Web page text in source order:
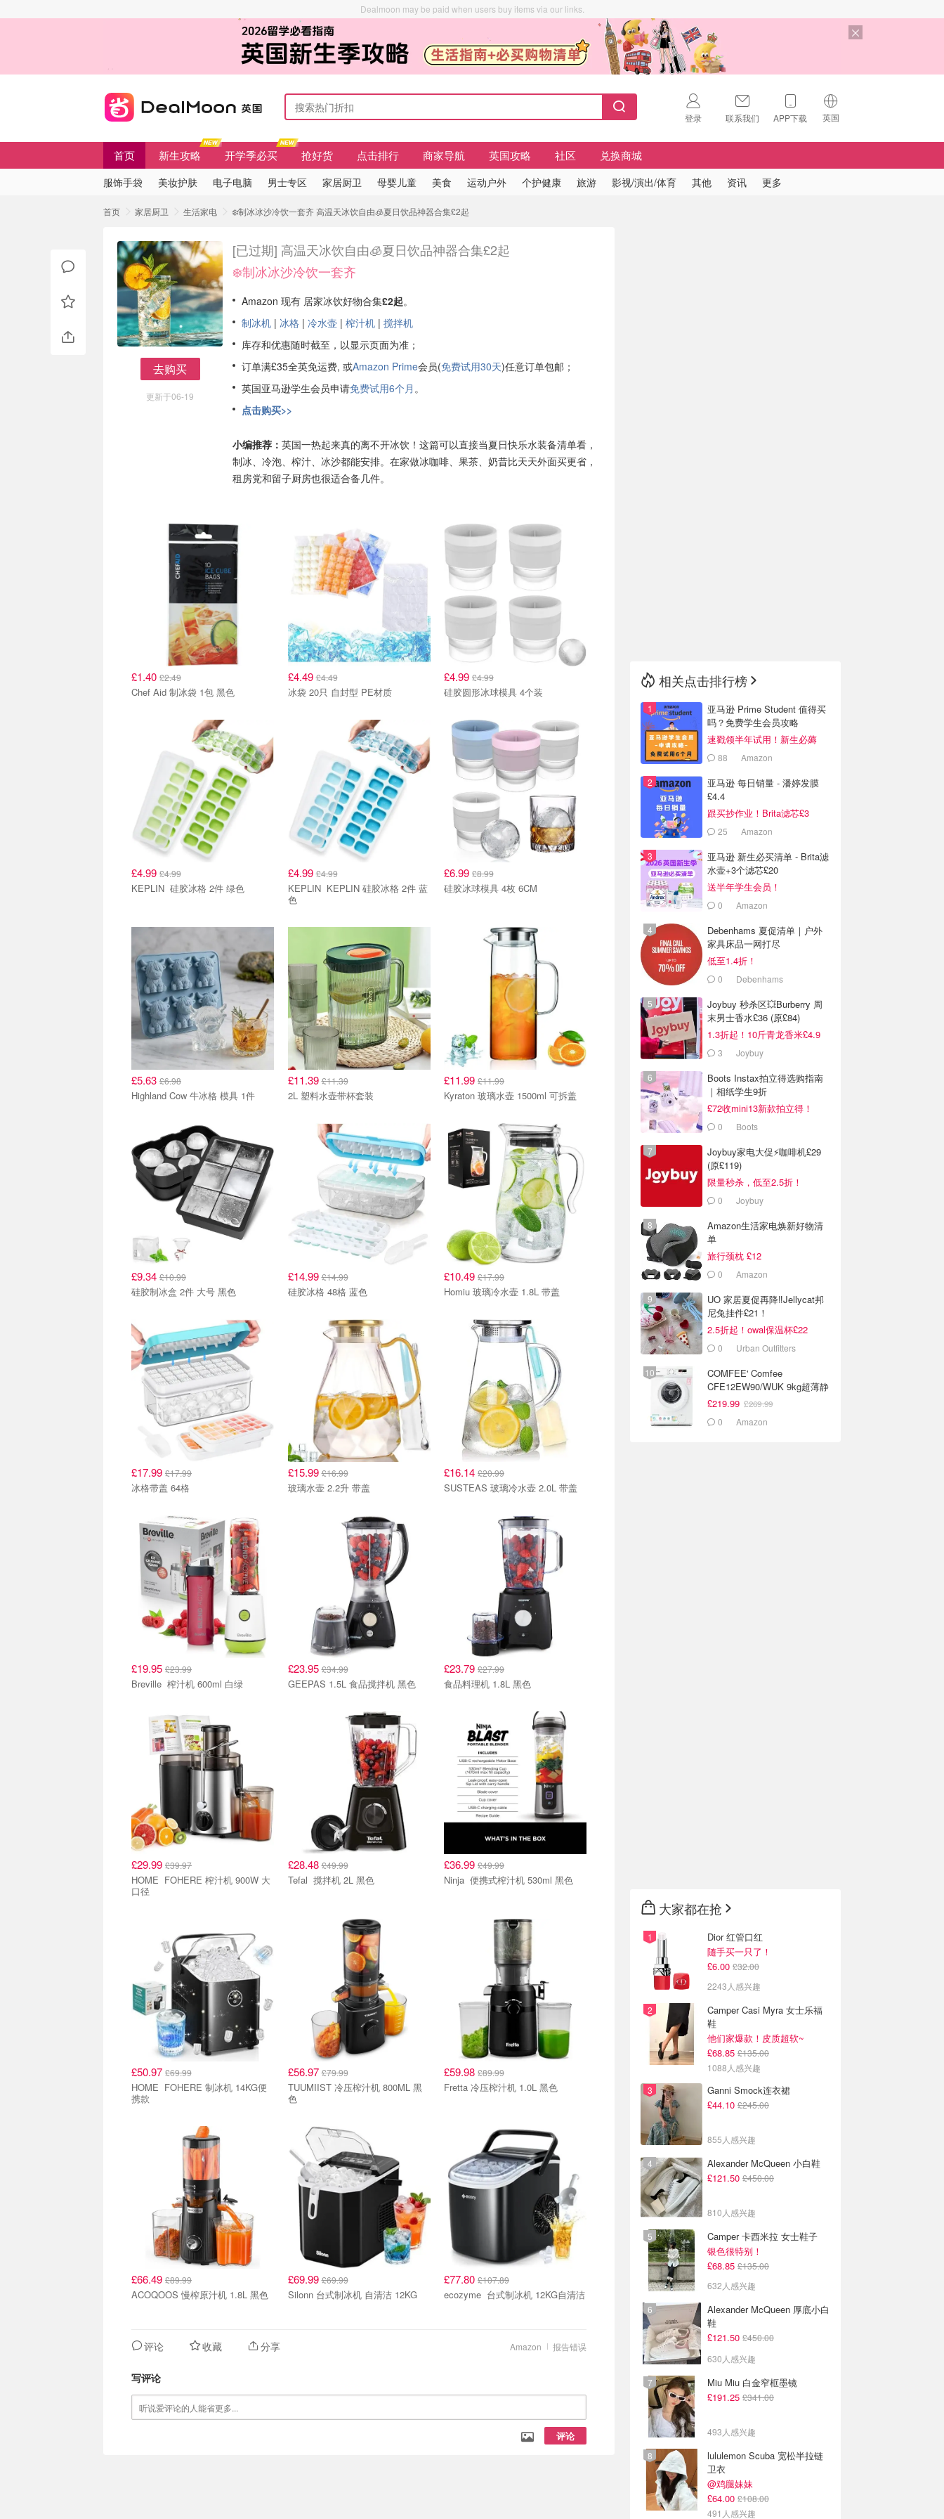
Dealmoon may be paid when users buy items via our links.
登录 联系我们 APP下载 英国
🇺🇸
🇨🇳
中国
首页 新生攻略 开学季必买 抢好货 点击排行 商家导航 英国攻略 社区 兑换商城
服饰手袋 美妆护肤 电子电脑 男士专区 家居厨卫 母婴儿童 美食 运动户外 个护健康 旅游 影视/演出/体育 其他 资讯 更多
首页 家居厨卫 生活家电 ❄️制冰冰沙冷饮一套齐 高温天冰饮自由🧊夏日饮品神器合集£2起
去购买
更新于06-19
[已过期] 高温天冰饮自由🧊夏日饮品神器合集£2起
❄️制冰冰沙冷饮一套齐
Amazon 现有 居家冰饮好物合集£2起。
制冰机 | 冰格 | 冷水壶 | 榨汁机 | 搅拌机
库存和优惠随时截至，以显示页面为准；
订单满£35全英免运费, 或Amazon Prime会员(免费试用30天)任意订单包邮；
英国亚马逊学生会员申请免费试用6个月 。
点击购买>>
小编推荐： 英国一热起来真的离不开冰饮！这篇可以直接当夏日快乐水装备清单看，
制冰、冷泡、榨汁、冰沙都能安排。在家做冰咖啡、果茶、奶昔比天天外面买更省，
租房党和留子厨房也很适合备几件。
£1.40 £2.49
Chef Aid 制冰袋 1包 黑色
£4.49£4.49
冰袋 20只 自封型 PE材质
£4.99 £4.99
硅胶圆形冰球模具 4个装
£4.99 £4.99
KEPLIN 硅胶冰格 2件 绿色
£4.99£4.99
KEPLIN KEPLIN 硅胶冰格 2件 蓝
色
£6.99 £8.99
硅胶冰球模具 4枚 6CM
£5.63 £6.98
Highland Cow 牛冰格 模具 1件
£11.39£11.39
2L 塑料水壶带杯套装
£11.99 £11.99
Kyraton 玻璃水壶 1500ml 可拆盖
£9.34 £10.99
硅胶制冰盒 2件 大号 黑色
£14.99£14.99
硅胶冰格 48格 蓝色
£10.49 £17.99
Homiu 玻璃冷水壶 1.8L 带盖
£17.99 £17.99
冰格带盖 64格
£15.99£16.99
玻璃水壶 2.2升 带盖
£16.14 £20.99
SUSTEAS 玻璃冷水壶 2.0L 带盖
£19.95 £23.99
Breville 榨汁机 600ml 白绿
£23.95£34.99
GEEPAS 1.5L 食品搅拌机 黑色
£23.79 £27.99
食品料理机 1.8L 黑色
£29.99 £39.97
HOME FOHERE 榨汁机 900W 大
口径
£28.48£49.99
Tefal 搅拌机 2L 黑色
£36.99 £49.99
Ninja 便携式榨汁机 530ml 黑色
£50.97 £69.99
HOME FOHERE 制冰机 14KG便
携款
£56.97£79.99
TUUMIIST 冷压榨汁机 800ML 黑
色
£59.98 £89.99
Fretta 冷压榨汁机 1.0L 黑色
£66.49 £89.99
ACOQOOS 慢榨原汁机 1.8L 黑色
£69.99£69.99
Silonn 台式制冰机 自清洁 12KG
£77.80 £107.89
ecozyme 台式制冰机 12KG自清洁
报告错误
Amazon
评论 收藏 分享
写评论
评论
相关点击排行榜
亚马逊 Prime Student 值得买
吗？免费学生会员攻略
速戳领半年试用！新生必薅
88 Amazon
亚马逊 每日销量 - 潘婷发膜
£4.4
跟买抄作业！Brita滤芯£3
25 Amazon
亚马逊 新生必买清单 - Brita滤
水壶+3个滤芯£20
送半年学生会员！
0 Amazon
Debenhams 夏促清单｜户外
家具床品一网打尽
低至1.4折！
0 Debenhams
Joybuy 秒杀区💥Burberry 周
末男士香水£36 (原£84)
1.3折起！10斤青龙香米£4.9
3 Joybuy
Boots Instax拍立得选购指南
｜相纸学生9折
£72收mini13新款拍立得！
0 Boots
Joybuy家电大促⚡咖啡机£29
(原£119)
限量秒杀，低至2.5折！
0 Joybuy
Amazon生活家电焕新好物清
单
旅行颈枕 £12
0 Amazon
UO 家居夏促再降‼️Jellycat邦
尼兔挂件£21！
2.5折起！owal保温杯£22
0 Urban Outfitters
COMFEE' Comfee
CFE12EW90/WUK 9kg超薄静
音洗衣机 白色
£219.99 £269.99
0 Amazon
大家都在抢
Dior 红管口红
随手买一只了！
£6.00 £32.00
2243人感兴趣
Camper Casi Myra 女士乐福
鞋
他们家爆款！皮质超软~
£68.85 £135.00
1088人感兴趣
Ganni Smock连衣裙
£44.10 £245.00
855人感兴趣
Alexander McQueen 小白鞋
£121.50 £450.00
810人感兴趣
Camper 卡西米拉 女士鞋子
银色很特别！
£68.85 £135.00
632人感兴趣
Alexander McQueen 厚底小白
鞋
£121.50 £450.00
630人感兴趣
Miu Miu 白金窄框墨镜
£191.25 £341.00
493人感兴趣
lululemon Scuba 宽松半拉链
卫衣
@鸡腿妹妹
£64.00 £108.00
491人感兴趣